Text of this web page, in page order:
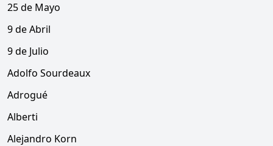
25 de Mayo
9 de Abril
9 de Julio
Adolfo Sourdeaux
Adrogué
Alberti
Alejandro Korn